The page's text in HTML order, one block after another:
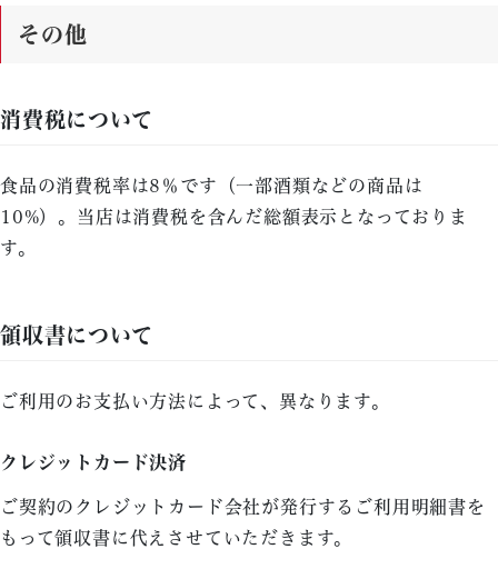
その他
消費税について
食品の消費税率は8％です（一部酒類などの商品は
10%）。当店は消費税を含んだ総額表示となっておりま
す。
領収書について
ご利用のお支払い方法によって、異なります。
クレジットカード決済
ご契約のクレジットカード会社が発行するご利用明細書を
もって領収書に代えさせていただきます。